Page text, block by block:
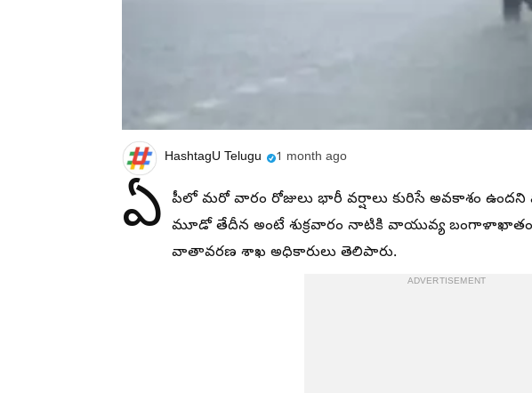
HashtagU Telugu 1 month ago
ఏ పీలో మరో వారం రోజులు భారీ వర్షాలు కురిసే అవకాశం
మూడో తేదీన అంటే శుక్రవారం నాటికి వాయువ్య
వాతావరణ శాఖ అధికారులు తెలిపారు.
ADVERTISEMENT